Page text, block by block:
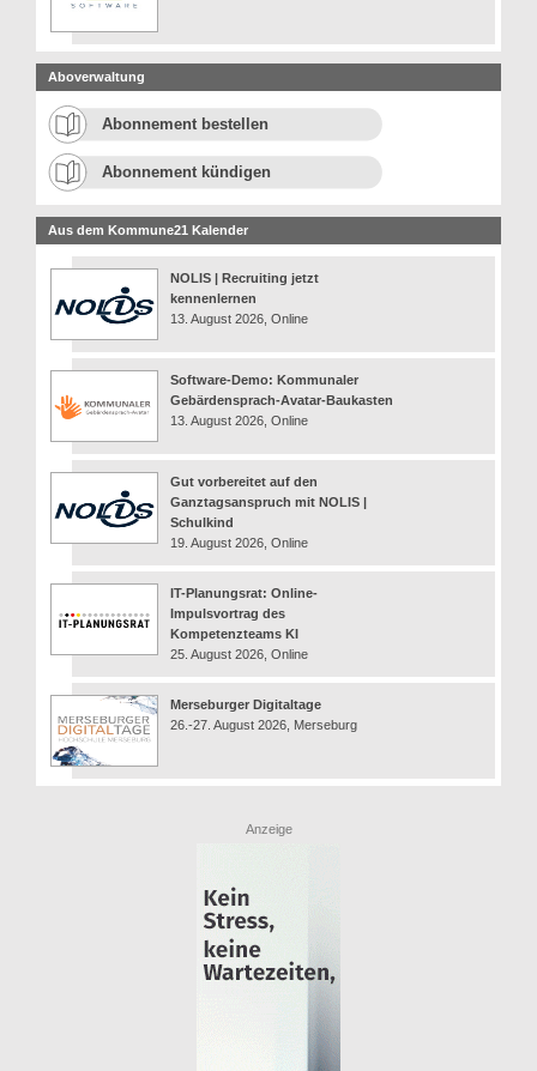
Aboverwaltung
Abonnement bestellen
Abonnement kündigen
Aus dem Kommune21 Kalender
NOLIS | Recruiting jetzt
kennenlernen
13. August 2026, Online
Software-Demo: Kommunaler
Gebärdensprach-Avatar-Baukasten
13. August 2026, Online
Gut vorbereitet auf den
Ganztagsanspruch mit NOLIS |
Schulkind
19. August 2026, Online
IT-Planungsrat: Online-
Impulsvortrag des
Kompetenzteams KI
25. August 2026, Online
Merseburger Digitaltage
26.-27. August 2026, Merseburg
Anzeige